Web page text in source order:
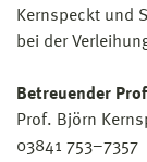
Kernspeckt und
bei der
Betreuender
Prof. Björn
03841 753–7357